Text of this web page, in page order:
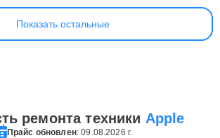
Показать остальные
ремонта техники Apple
Прайс обновлен: 09.08.2026 г.